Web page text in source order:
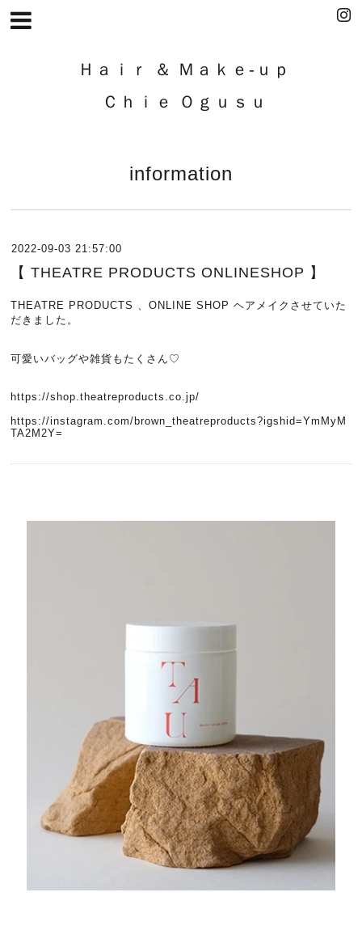
Ｈａｉｒ ＆ Ｍａｋｅ-ｕｐ
Ｃｈｉｅ Ｏｇｕｓｕ
information
2022-09-03 21:57:00
【 THEATRE PRODUCTS ONLINESHOP 】
THEATRE PRODUCTS 、ONLINE SHOP ヘアメイクさせていた
だきました。
可愛いバッグや雑貨もたくさん♡
https://shop.theatreproducts.co.jp/
https://instagram.com/brown_theatreproducts?igshid=YmMyM
TA2M2Y=